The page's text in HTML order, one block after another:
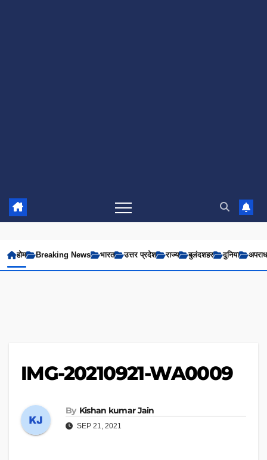
होम Breaking News भारत उत्तर प्रदेश राज्य बुलंदशहर दुनिया अपराध
IMG-20210921-WA0009
By Kishan kumar Jain
SEP 21, 2021